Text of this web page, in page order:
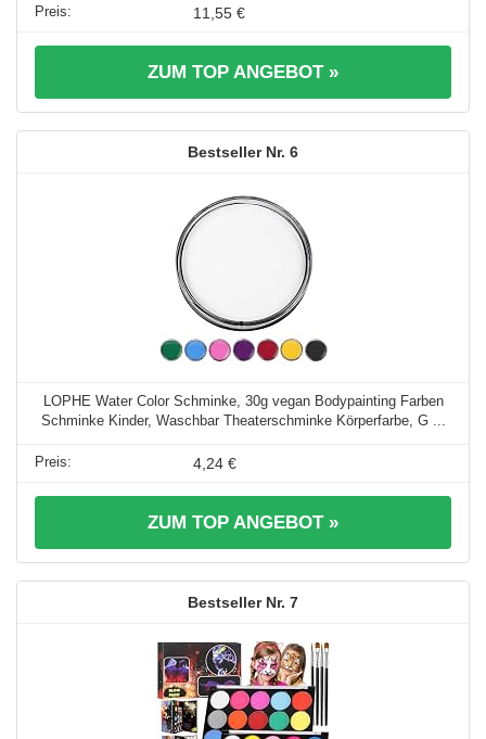
11,55 €
ZUM TOP ANGEBOT »
6
LOPHE Water Color Schminke, 30g vegan Bodypainting Farben
Schminke Kinder, Waschbar Theaterschminke Körperfarbe, G ...
4,24 €
ZUM TOP ANGEBOT »
7